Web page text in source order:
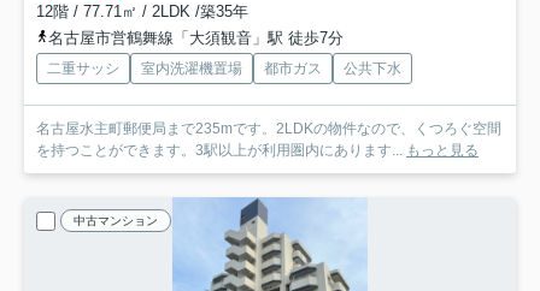
12階 / 77.71㎡ / 2LDK /築35年
名古屋市営鶴舞線「大須観音」駅 徒歩7分
二重サッシ 室内洗濯機置場 都市ガス 公共下水
名古屋水主町郵便局まで235mです。2LDKの物件なので、くつろぐ空間
を持つことができます。3駅以上が利用圏内にあります... もっと見る
中古マンション